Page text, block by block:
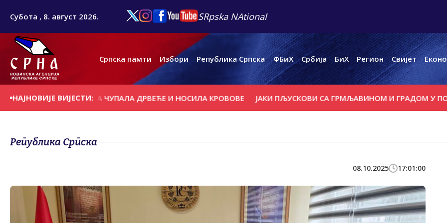
Субота , 8. август 2026. SRpska NAtional
Српска памти Избори Република Српска ФБиХ Србија БиХ Регион Свијет
НАЈНОВИЈЕ ВИЈЕСТИ:
ДАН ОЛУЈА ЧУПАЛА ДРВЕЋЕ И НОСИЛА КРОВОВЕ ЈАКИ ПЉУСКОВИ СА ГРМЉАВИНОМ И ГРАДОМ У
Република Српска
08.10.2025 17:01:00